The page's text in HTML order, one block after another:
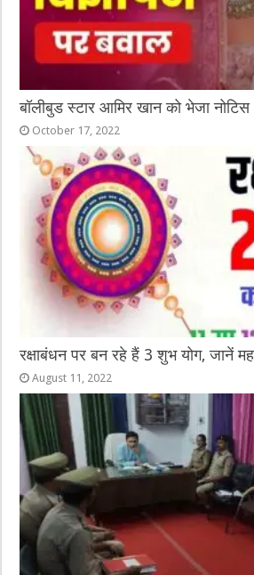
बॉलीबुड स्टार आमिर खान को भेजा
October 17, 2022
रक्षाबंधन पर बन रहे हैं 3 शुभ योग, जानें
August 11, 2022